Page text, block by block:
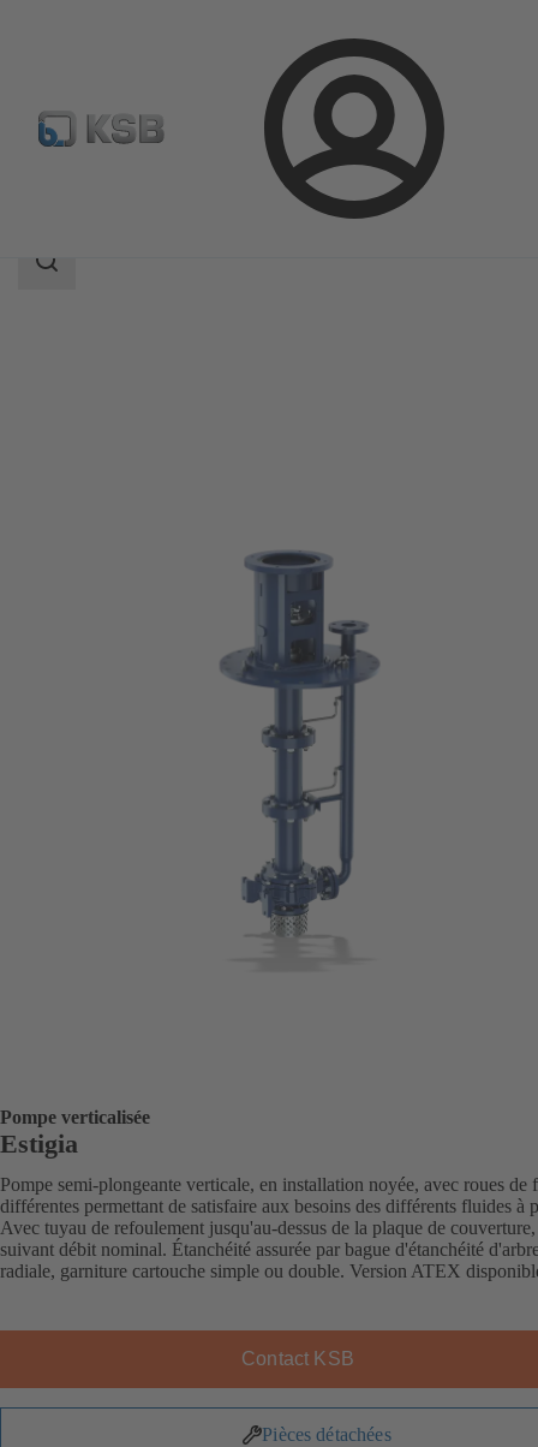
Connexion
Catalogue produits Estigia
Champ
Pompe verticalisée
Estigia
Pompe semi-plongeante verticale, en installation noyée, avec roues de
différentes permettant de satisfaire aux besoins des différents fluides à
Avec tuyau de refoulement jusqu'au-dessus de la plaque de
suivant débit nominal. Étanchéité assurée par bague d'étanchéité
radiale, garniture cartouche simple ou double. Version ATEX
Contact KSB
Pièces détachées